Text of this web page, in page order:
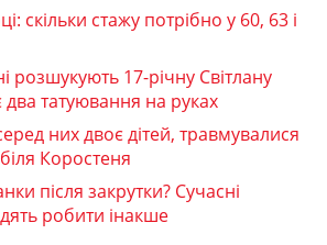
скільки стажу потрібно у 60, 63 і
17-річну Світлану
татуювання на руках
них двоє дітей, травмувалися
Коростеня
після закрутки? Сучасні
робити інакше